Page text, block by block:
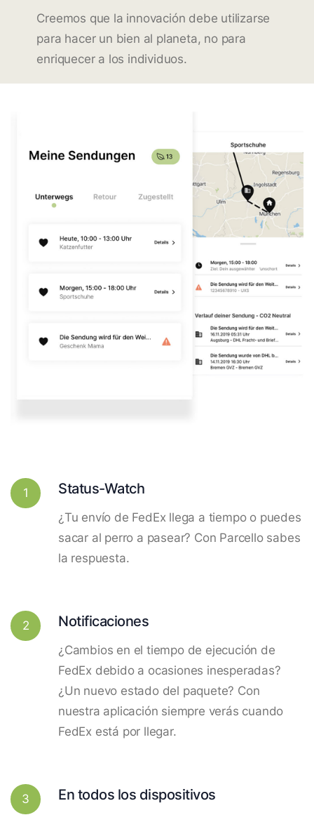
Creemos que la innovación debe utilizarse
para hacer un bien al planeta, no para
enriquecer a los individuos.
1 Status-Watch
¿Tu envío de FedEx llega a tiempo o puedes
sacar al perro a pasear? Con Parcello sabes
la respuesta.
2 Notificaciones
¿Cambios en el tiempo de ejecución de
FedEx debido a ocasiones inesperadas?
¿Un nuevo estado del paquete? Con
nuestra aplicación siempre verás cuando
FedEx está por llegar.
3 En todos los dispositivos